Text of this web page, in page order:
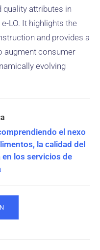
attributes in
LO. It highlights the
and provides a
augment consumer
evolving
el nexo
la calidad del
en los servicios de